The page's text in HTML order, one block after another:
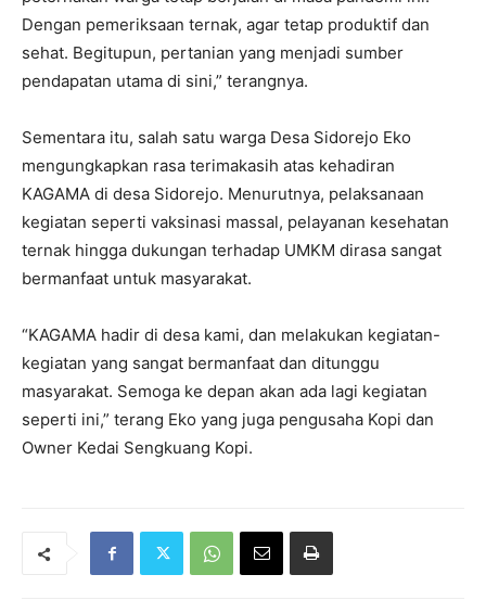
Dengan pemeriksaan ternak, agar tetap produktif dan
sehat. Begitupun, pertanian yang menjadi sumber
pendapatan utama di sini,” terangnya.
Sementara itu, salah satu warga Desa Sidorejo Eko
mengungkapkan rasa terimakasih atas kehadiran
KAGAMA di desa Sidorejo. Menurutnya, pelaksanaan
kegiatan seperti vaksinasi massal, pelayanan kesehatan
ternak hingga dukungan terhadap UMKM dirasa sangat
bermanfaat untuk masyarakat.
“KAGAMA hadir di desa kami, dan melakukan kegiatan-
kegiatan yang sangat bermanfaat dan ditunggu
masyarakat. Semoga ke depan akan ada lagi kegiatan
seperti ini,” terang Eko yang juga pengusaha Kopi dan
Owner Kedai Sengkuang Kopi.